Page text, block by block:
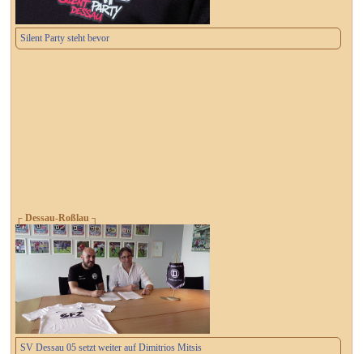
Silent Party steht bevor
┌ Dessau-Roßlau ┐
SV Dessau 05 setzt weiter auf Dimitrios Mitsis